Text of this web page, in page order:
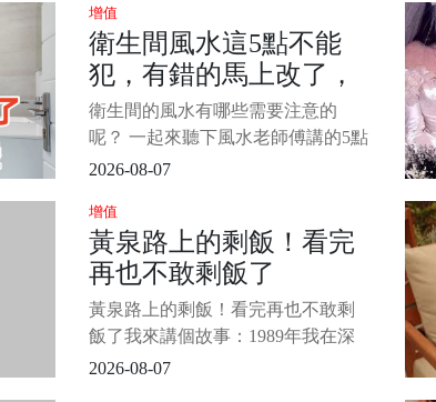
麼，但其實這個動作，長期下來真
的會出問題，而且不少人都是「出
事了才知道後悔」。 今天就直接跟
你講清楚，為什麼真的不建議這樣
做 1/4
增值
衛生間風水這5點不能
犯，有錯的馬上改了，
不然夫妻不睦，永難富
衛生間的風水有哪些需要注意的
呢？ 一起來聽下風水老師傅講的5點
問題。 1/4 1、忌沖床沖大門很多人
有些人不但不破財，反而有桃花。
況且破財只是一種表象而已，引發
的手段不同而已。 比如廁所沖書
房，稱為穢氣
2026-08-07
增值
黃泉路上的剩飯！看完
再也不敢剩飯了
黃泉路上的剩飯！看完再也不敢剩
飯了我來講個故事：1989年我在深
圳認識李麗與李珊兩姐妹， 都是非
2026-08-07